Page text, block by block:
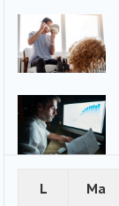
L Ma